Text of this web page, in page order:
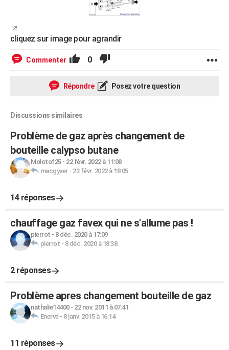
cliquez sur image pour agrandir
Commenter 0
Répondre Posez votre question
Discussions similaires
Problème de gaz après changement de
bouteille calypso butane
Molotof25- 22 févr. 2022 à 11:08
macgyver- 23 févr. 2022 à 18:05
14 réponses
chauffage gaz favex qui ne s'allume pas !
pierrot - 8 déc. 2020 à 17:09
pierrot - 8 déc. 2020 à 18:38
2 réponses
Problème apres changement bouteille de gaz
nathalie14400- 22 nov. 2011 à 07:41
Enervé- 8 janv. 2015 à 16:14
11 réponses